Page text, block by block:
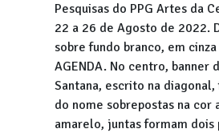
Pesquisas do PPG Artes da
22 a 26 de Agosto de 2022.
sobre fundo branco, em
AGENDA. No centro, banner
Santana, escrito na
do nome sobrepostas na cor
amarelo, juntas formam